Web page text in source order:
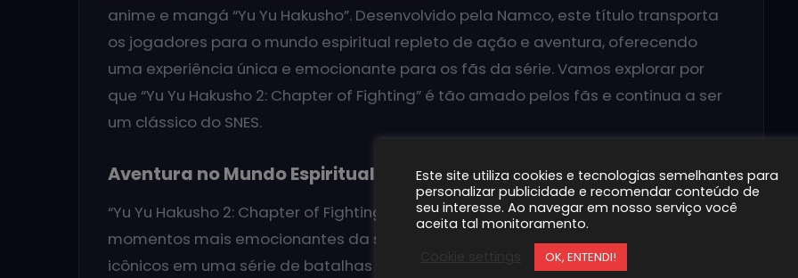
anime e mangá “Yu Yu Hakusho”. Desenvolvido pela Namco, este título transporta
os jogadores para o mundo espiritual repleto de ação e aventura, oferecendo
uma experiência única e emocionante para os fãs da série. Vamos explorar por
que “Yu Yu Hakusho 2: Chapter of Fighting” é tão amado pelos fãs e continua a ser
um clássico do SNES.
Aventura no Mundo Espiritual
“Yu Yu Hakusho 2: Chapter of Fighting” permite que os jogadores revivam os
momentos mais emocionantes da série, assumindo o controle dos personagens
icônicos em uma série de batalhas épicas. Desde as lutas nas preliminares do
Este site utiliza cookies e tecnologias semelhantes para
personalizar publicidade e recomendar conteúdo de
seu interesse. Ao navegar em nosso serviço você
aceita tal monitoramento.
OK, ENTENDI!